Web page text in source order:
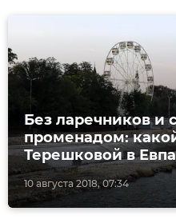
10 августа 2018, 07:34
Без ларечников и
променадом:
Терешковой в